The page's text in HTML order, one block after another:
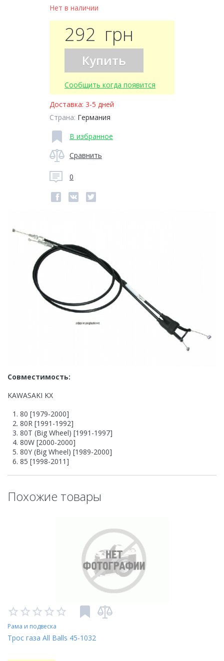
Нет в наличии
292 грн
Купить
Сообщить когда появится
Доставка: 3-5 дней
Страна: Германия
В избранное
Сравнить
0
Совместимость:
KAWASAKI KX
80 [1979-2000]
80R [1991-1992]
80T (Big Wheel) [1991-1997]
80W [2000-2000]
80Y (Big Wheel) [1989-2000]
85 [1998-2011]
Похожие товары
Рама и подвеска
Трос газа All Balls 45-1032